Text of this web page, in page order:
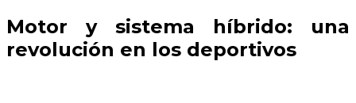
Motor y sistema híbrido: una
revolución en los deportivos